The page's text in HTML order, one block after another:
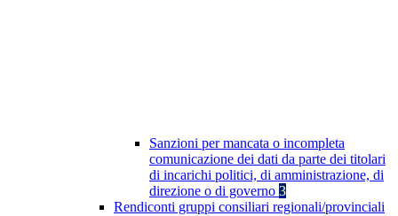
Sanzioni per mancata o incompleta
comunicazione dei dati da parte dei titolari
di incarichi politici, di amministrazione, di
direzione o di governo 3
Rendiconti gruppi consiliari regionali/provinciali